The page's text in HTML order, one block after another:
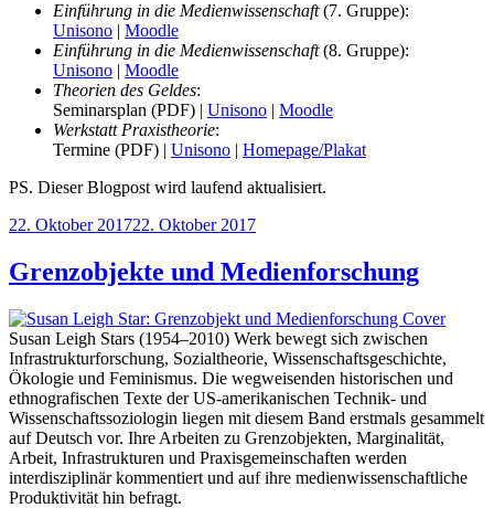
Einführung in die Medienwissenschaft(7. Gruppe):
Unisono | Moodle
Einführung in die Medienwissenschaft(8. Gruppe):
Unisono | Moodle
Theorien des Geldes:
Seminarsplan (PDF) | Unisono | Moodle
Werkstatt Praxistheorie:
Termine (PDF) | Unisono | Homepage/Plakat
PS. Dieser Blogpost wird laufend aktualisiert.
Veröffentlicht
22. Oktober 201722. Oktober 2017
Grenzobjekte und Medienforschung
Susan Leigh Stars (1954–2010) Werk bewegt sich zwischen
Infrastrukturforschung, Sozialtheorie, Wissenschaftsgeschichte,
Ökologie und Feminismus. Die wegweisenden historischen und
ethnografischen Texte der US-amerikanischen Technik- und
Wissenschaftssoziologin liegen mit diesem Band erstmals gesammelt
auf Deutsch vor. Ihre Arbeiten zu Grenzobjekten, Marginalität,
Arbeit, Infrastrukturen und Praxisgemeinschaften werden
interdisziplinär kommentiert und auf ihre medienwissenschaftliche
Produktivität hin befragt.